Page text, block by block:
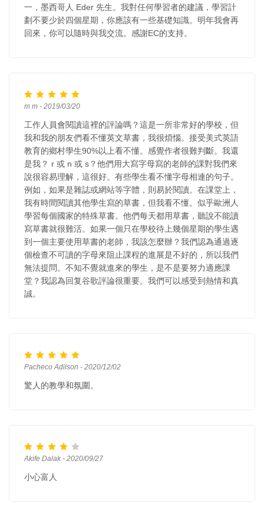
一，墨西哥人 Eder 先生。我對任何學習者的建議，學習計
劃不要少於四個星期，你應該有一些基礎知識。明年我會再
回來，你可以隨時與我交流。感謝EC的支持。
m m - 2019/03/20
工作人員會閱讀這裡的評論嗎？這是一所非常好的學校，但
我和我的朋友們看不懂英文草書，我很煩惱。接受美式英語
教育的鄉村學生90%以上看不懂。感覺作者很難判斷。我還
是我？ r 或 n 或 s？他們用大寫字母寫的老師的課對我們來
說很容易理解，這很好。有些學生看不懂字母相連的句子。
例如，如果是雜誌或網站等字體，則易於閱讀。在課堂上，
我有時間閱讀其他學生寫的草書，但我看不懂。似乎歐洲人
學習每個國家的特殊草書。他們每天都用草書，聽說不能讀
寫草書就很難活。如果一個只在學校待上幾個星期的學生遇
到一個主要使用草書的老師，我該怎麼辦？我們認為通過逐
個檢查不可讀的字母來阻止課程的進展是不好的，所以我們
無法提問。不知不覺就進來的學生，是不是要努力適應課
堂？我認為回复谷歌評論很重要。我們可以感受到熱情和真
誠。
Pacheco Adilson - 2020/12/02
驚人的教學和氛圍。
Akife Dalak - 2020/09/27
小心富人